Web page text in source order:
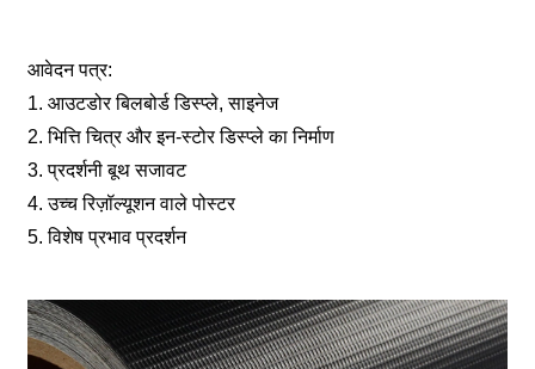
आवेदन पत्र:
1. आउटडोर बिलबोर्ड डिस्प्ले, साइनेज
2. भित्ति चित्र और इन-स्टोर डिस्प्ले का निर्माण
3. प्रदर्शनी बूथ सजावट
4. उच्च रिज़ॉल्यूशन वाले पोस्टर
5. विशेष प्रभाव प्रदर्शन